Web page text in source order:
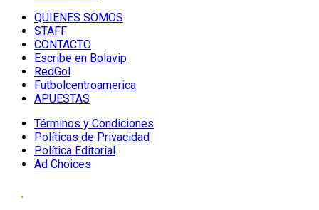
QUIENES SOMOS
STAFF
CONTACTO
Escribe en Bolavip
RedGol
Futbolcentroamerica
APUESTAS
Términos y Condiciones
Políticas de Privacidad
Política Editorial
Ad Choices